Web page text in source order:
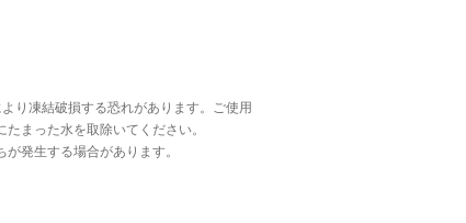
り凍結破損する恐れがあります。ご使用
まった水を取除いてください。
発生する場合があります。